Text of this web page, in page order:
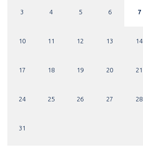
3 4 5 6 7
10 11 12 13 14
17 18 19 20 21
24 25 26 27 28
31